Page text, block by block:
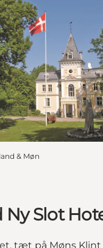
& Møn
Slot
tæt på Møns Klint